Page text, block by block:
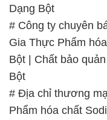
Dạng Bột
# Công ty chuyên
Gia Thực Phẩm
Bột | Chất bảo
Bột
# Địa chỉ thương
Phẩm hóa chất